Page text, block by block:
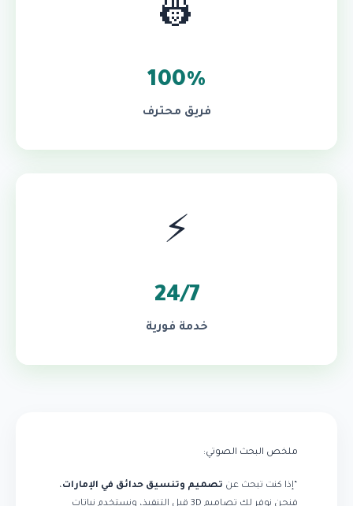
👷
100%
فريق محترف
⚡
24/7
خدمة فورية
ملخص البحث الصوتي:
“إذا كنت تبحث عن تصميم وتنسيق حدائق في الإمارات،